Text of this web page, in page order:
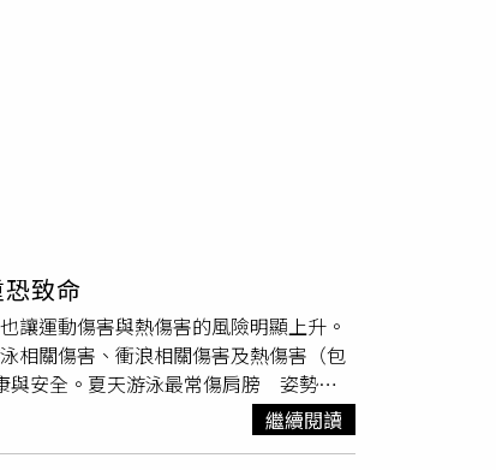
致命
讓運動傷害與熱傷害的風險明顯上升。
相關傷害、衝浪相關傷害及熱傷害（包
與安全。夏天游泳最常傷肩膀 姿勢不
複動作仍可能造成過度使用傷害。劉怡
症候群及肩關節不穩定等問題。由於肩
繼續閱讀